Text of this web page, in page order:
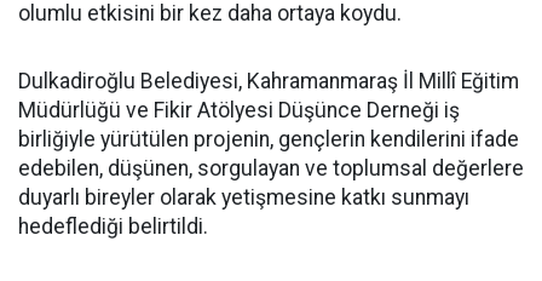
olumlu etkisini bir kez daha ortaya koydu.
Dulkadiroğlu Belediyesi, Kahramanmaraş İl Millî Eğitim
Müdürlüğü ve Fikir Atölyesi Düşünce Derneği iş
birliğiyle yürütülen projenin, gençlerin kendilerini ifade
edebilen, düşünen, sorgulayan ve toplumsal değerlere
duyarlı bireyler olarak yetişmesine katkı sunmayı
hedeflediği belirtildi.